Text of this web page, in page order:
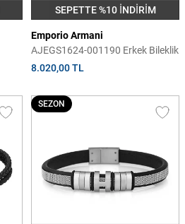
SEPETTE %10 İNDİRİM
Emporio Armani
AJEGS1624-001190 Erkek Bileklik
8.020,00 TL
SEZON